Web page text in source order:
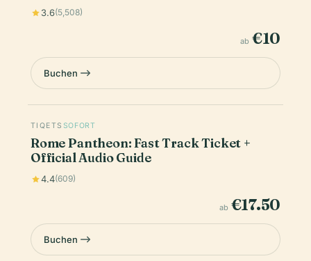
3.6(5,508)
ab €10
Buchen
TIQETS SOFORT
Rome Pantheon: Fast Track Ticket +
Official Audio Guide
4.4(609)
ab €17.50
Buchen